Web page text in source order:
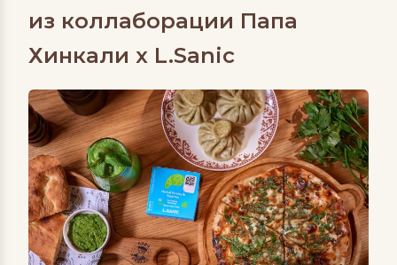
из коллаборации Папа
Хинкали x L.Sanic